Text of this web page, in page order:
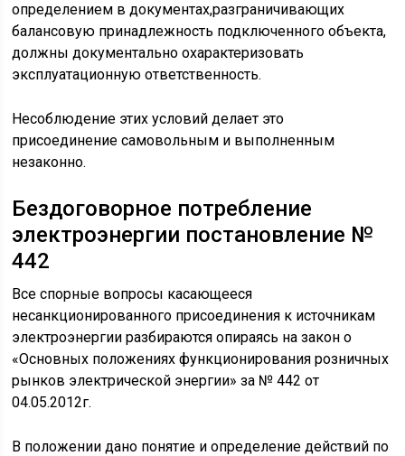
определением в документах,разграничивающих
балансовую принадлежность подключенного объекта,
должны документально охарактеризовать
эксплуатационную ответственность.
Несоблюдение этих условий делает это
присоединение самовольным и выполненным
незаконно.
Бездоговорное потребление
электроэнергии постановление №
442
Все спорные вопросы касающееся
несанкционированного присоединения к источникам
электроэнергии разбираются опираясь на закон о
«Основных положениях функционирования розничных
рынков электрической энергии» за № 442 от
04.05.2012г.
В положении дано понятие и определение действий по